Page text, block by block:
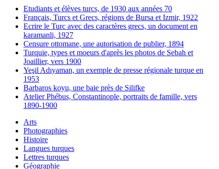
Etudiants et élèves turcs, de 1930 aux années 70
Français, Turcs et Grecs, régions de Bursa et Izmir, 1922
Ecrire le Turc avec des caractères grecs, un document en
karamanli, 1927
Censure ottomane, une autorisation de publier, 1894
Turquie, types et moeurs d'après les photos de Sebah et
Joaillier, vers 1900
Yeşil Adıyaman, un exemple de presse régionale turque en
1953
Barbaros koyu, une baie près de Silifke
Atelier Phébus, Constantinople, portraits de famille, vers
1890-1900
Arts
Photographies
Histoire
Langues turques
Lettres turques
Géographie